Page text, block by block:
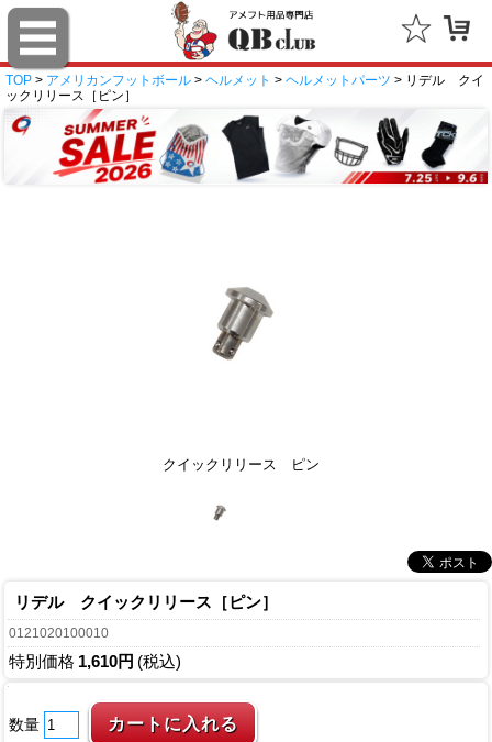
TOP > アメリカンフットボール > ヘルメット > ヘルメットパーツ > リデル クイ
ックリリース［ピン］
クイックリリース ピン
リデル クイックリリース［ピン］
0121020100010
特別価格 1,610円 (税込)
数量